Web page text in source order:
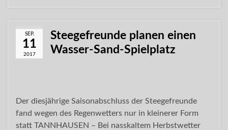
SEP.
11
2017
Steegefreunde planen einen
Wasser-Sand-Spielplatz
Der diesjährige Saisonabschluss der Steegefreunde
fand wegen des Regenwetters nur in kleinerer Form
statt TANNHAUSEN – Bei nasskaltem Herbstwetter